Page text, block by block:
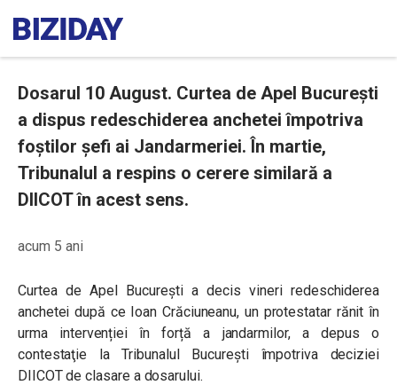
Dosarul 10 August. Curtea de Apel București
a dispus redeschiderea anchetei împotriva
foștilor șefi ai Jandarmeriei. În martie,
Tribunalul a respins o cerere similară a
DIICOT în acest sens.
acum 5 ani
Curtea de Apel Bucureşti a decis vineri redeschiderea
anchetei după ce Ioan Crăciuneanu, un protestatar rănit în
urma intervenției în forță a jandarmilor, a depus o
contestaţie la Tribunalul București împotriva deciziei
DIICOT de clasare a dosarului.